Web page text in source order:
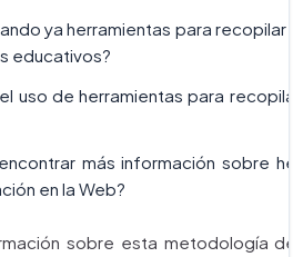
ya herramientas para recopilar
educativos?
uso de herramientas para
más información sobre
en la Web?
sobre esta metodología de